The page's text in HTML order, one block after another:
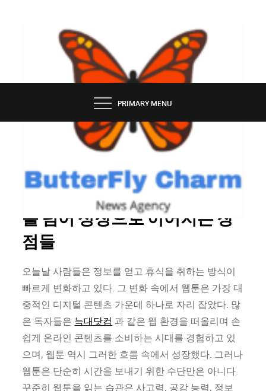
BUTTERFLY CHARM
PRIMARY MENU
웹툰을 읽어야 하는 이유: 재미
를 넘어 성장으로 이어지는 장
점들
오늘날 사람들은 정보를 얻고 휴식을 취하는 방식이
빠르게 변화하고 있다. 그 변화 속에서 웹툰은 가장 대
중적인 디지털 콘텐츠 가운데 하나로 자리 잡았다. 많
은 독자들은 늑대닷컴 과 같은 웹 환경을 떠올리며 손
쉽게 온라인 콘텐츠를 소비하는 시대를 경험하고 있
으며, 웹툰 역시 그러한 흐름 속에서 성장했다. 그러나
웹툰은 단순히 시간을 보내기 위한 수단만은 아니다.
꾸준히 웹툰을 읽는 습관은 사고력, 공감 능력, 정보